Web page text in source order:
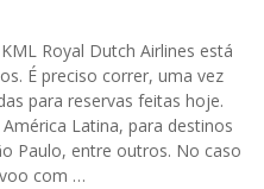
Royal Dutch Airlines está
É preciso correr, uma vez
para reservas feitas hoje.
Latina, para destinos
Paulo, entre outros. No caso
com …